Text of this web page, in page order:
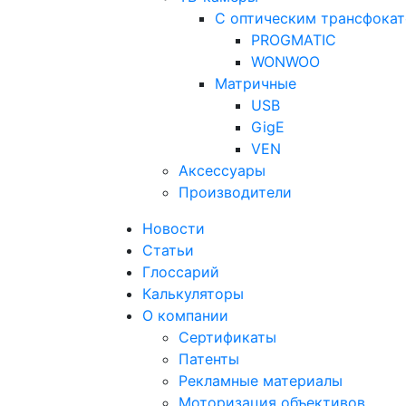
С оптическим
PROGMATIC
WONWOO
Матричные
USB
GigE
VEN
Аксессуары
Производители
Новости
Статьи
Глоссарий
Калькуляторы
О компании
Сертификаты
Патенты
Рекламные материалы
Моторизация объективов